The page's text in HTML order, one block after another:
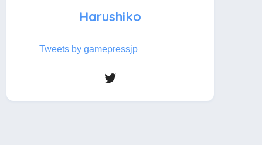
Harushiko
Tweets by gamepressjp